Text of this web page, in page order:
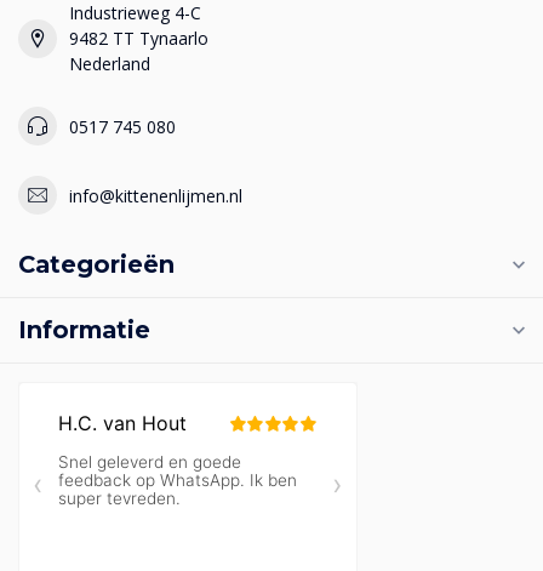
Industrieweg 4-C
9482 TT Tynaarlo
Nederland
0517 745 080
info@kittenenlijmen.nl
Categorieën
Informatie